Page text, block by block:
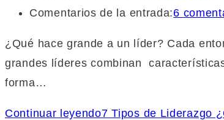
Comentarios de la entrada:6
¿Qué hace grande a un líder? Cada
grandes líderes combinan
forma…
Continuar leyendo7 Tipos de Liderazgo